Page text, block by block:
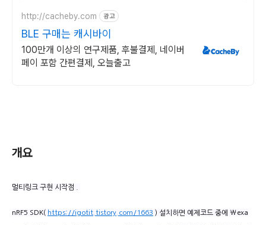
http://cacheby.com 광고
BLE 구매는 캐시바이
100만개 이상의 연구제품, 후불결제, 네이버
페이 포함 간편결제, 오늘출고
개요
멀티링크 구현 시작점 .
nRF5 SDK( https://igotit.tistory.com/1663 ) 설치하면 예제코드 중에 \exa